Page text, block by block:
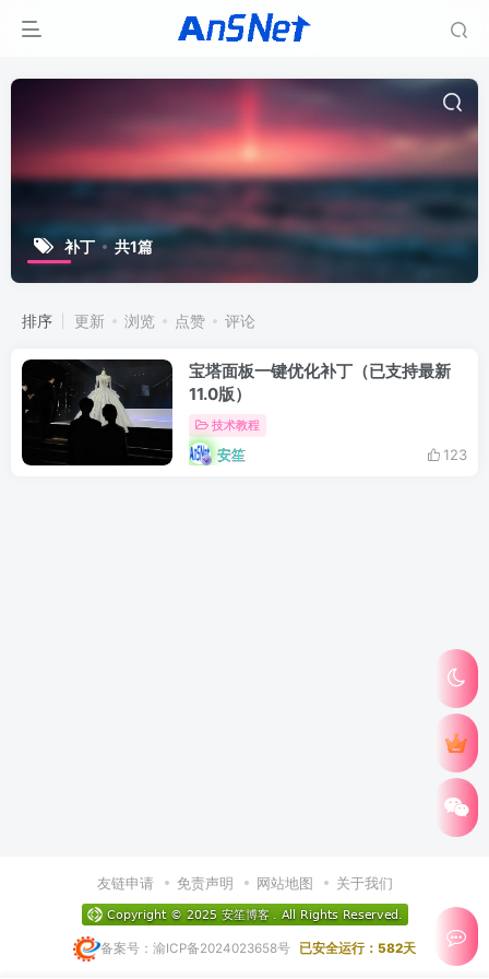
补丁 共1篇
排序 更新 浏览 点赞 评论
宝塔面板一键优化补丁（已支持最新
11.0版）
技术教程
安笙 123
友链申请 免责声明 网站地图 关于我们
备案号：渝ICP备2024023658号 已安全运行：582天